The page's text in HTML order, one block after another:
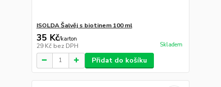
ISOLDA Šalvěj s biotinem 100 ml
35 Kč/karton
29 Kč bez DPH Skladem
Přidat do košíku